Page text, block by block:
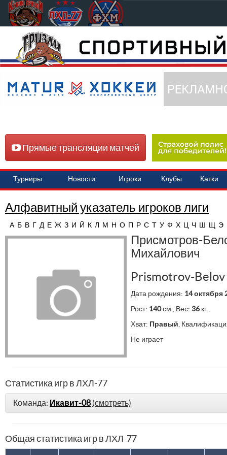
Прямые трансляции матчей
Турниры Новости Игроки Клубы Катки
Алфавитный указатель игроков лиги
А Б В Г Д Е Ж З И Й К Л М Н О П Р С Т У Ф Х Ц Ч Ш Щ Э
Присмотров-
Михайлович
Prismotrov-
Дата рождения: 14 октября
Рост: 140см., Вес: 36 кг.,
Хват: Правый ,
Не играет
Статистика игр в ЛХЛ-77
Команда: Икавит-08 (смотреть)
Общая статистика игр в ЛХЛ-77